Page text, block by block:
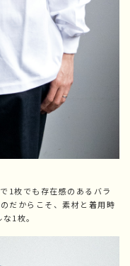
1枚でも存在感のあるバラ
だからこそ、素材と着用時
1枚。